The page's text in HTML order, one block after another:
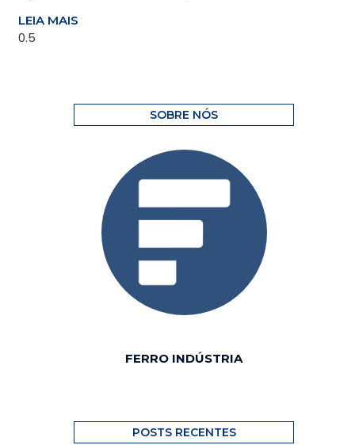
LEIA MAIS
SOBRE NÓS
FERRO INDÚSTRIA
POSTS RECENTES